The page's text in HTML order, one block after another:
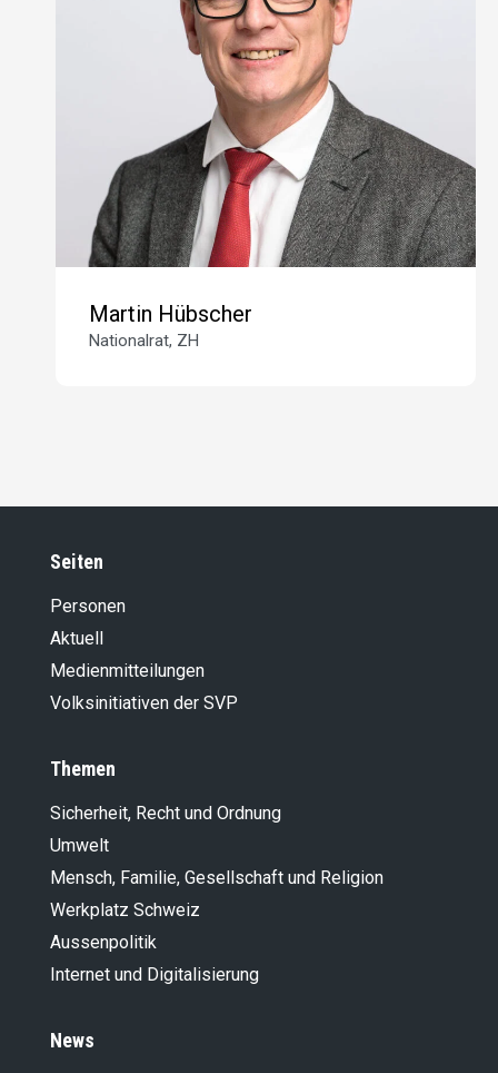
Martin Hübscher
Nationalrat, ZH
Seiten
Personen
Aktuell
Medienmitteilungen
Volksinitiativen der SVP
Themen
Sicherheit, Recht und Ordnung
Umwelt
Mensch, Familie, Gesellschaft und Religion
Werkplatz Schweiz
Aussenpolitik
Internet und Digitalisierung
News